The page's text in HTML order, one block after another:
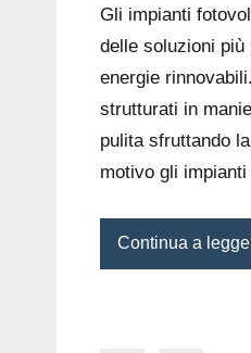
Gli impianti
delle soluzioni
energie
strutturati in
pulita sfruttando
motivo gli
Continua a